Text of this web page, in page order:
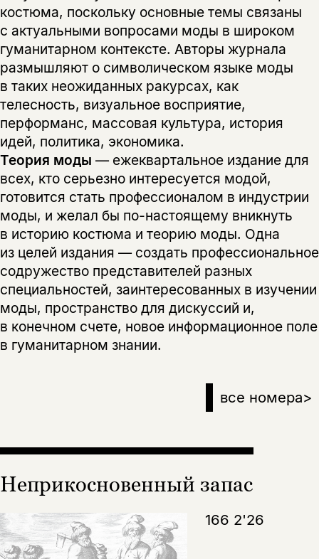
костюма, поскольку основные темы связаны
с актуальными вопросами моды в широком
гуманитарном контексте. Авторы журнала
размышляют о символическом языке моды
в таких неожиданных ракурсах, как
телесность, визуальное восприятие,
перформанс, массовая культура, история
идей, политика, экономика.
Теория моды — ежеквартальное издание для
всех, кто серьезно интересуется модой,
готовится стать профессионалом в индустрии
моды, и желал бы по-настоящему вникнуть
в историю костюма и теорию моды. Одна
из целей издания — создать профессиональное
содружество представителей разных
специальностей, заинтересованных в изучении
моды, пространство для дискуссий и,
в конечном счете, новое информационное поле
в гуманитарном знании.
все номера>
Неприкосновенный запас
166 2'26